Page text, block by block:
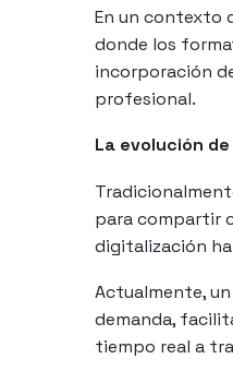
En un contexto
donde los
incorporación
profesional.
La evolución
para compartir
digitalización
Actualmente,
demanda,
tiempo real a